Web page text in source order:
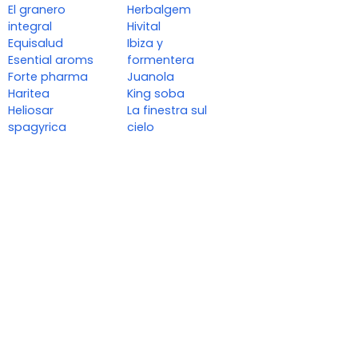
El granero
integral
Equisalud
Esential aroms
Forte pharma
Haritea
Heliosar
spagyrica
Herbalgem
Hivital
Ibiza y
formentera
Juanola
King soba
La finestra sul
cielo